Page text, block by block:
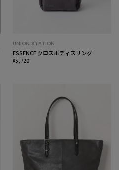
UNION STATION
ESSENCE クロスボディスリング
¥5,720